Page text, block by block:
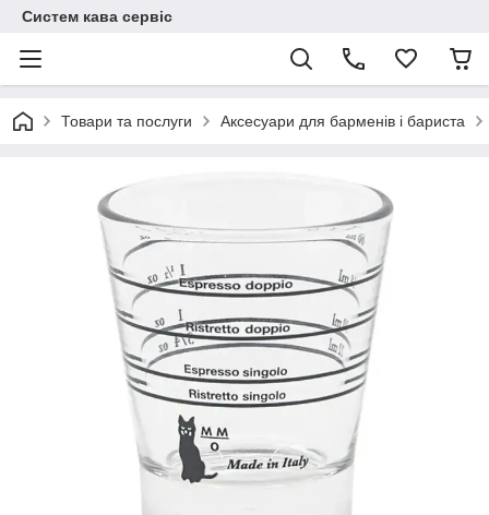
Систем кава сервіс
Товари та послуги Аксесуари для барменів і бариста